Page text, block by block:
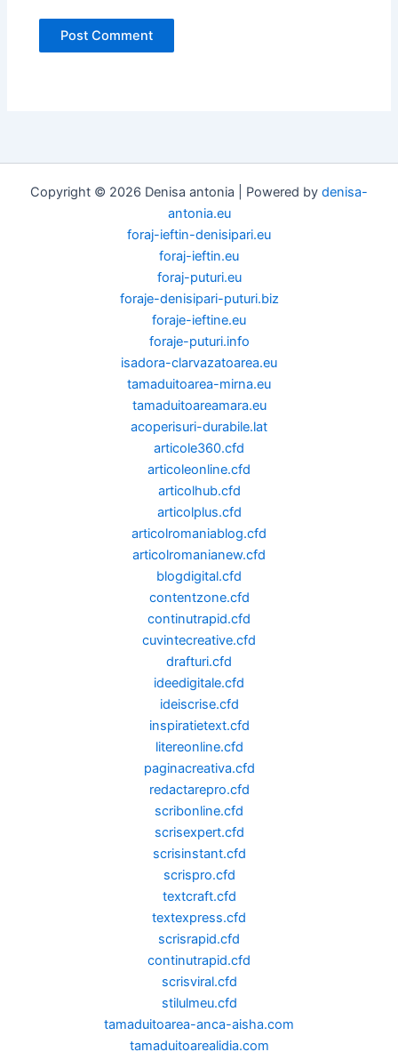
Copyright © 2026 Denisa antonia | Powered by denisa-
antonia.eu
foraj-ieftin-denisipari.eu
foraj-ieftin.eu
foraj-puturi.eu
foraje-denisipari-puturi.biz
foraje-ieftine.eu
foraje-puturi.info
isadora-clarvazatoarea.eu
tamaduitoarea-mirna.eu
tamaduitoareamara.eu
acoperisuri-durabile.lat
articole360.cfd
articoleonline.cfd
articolhub.cfd
articolplus.cfd
articolromaniablog.cfd
articolromanianew.cfd
blogdigital.cfd
contentzone.cfd
continutrapid.cfd
cuvintecreative.cfd
drafturi.cfd
ideedigitale.cfd
ideiscrise.cfd
inspiratietext.cfd
litereonline.cfd
paginacreativa.cfd
redactarepro.cfd
scribonline.cfd
scrisexpert.cfd
scrisinstant.cfd
scrispro.cfd
textcraft.cfd
textexpress.cfd
scrisrapid.cfd
continutrapid.cfd
scrisviral.cfd
stilulmeu.cfd
tamaduitoarea-anca-aisha.com
tamaduitoarealidia.com